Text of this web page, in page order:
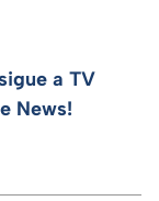
a TV
News!